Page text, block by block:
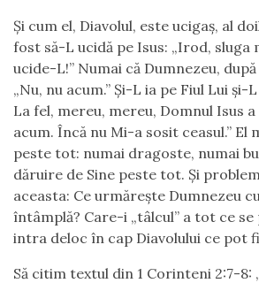
Și cum el, Diavolul, este ucigaș, al
fost să-L ucidă pe Isus: „Irod, sluga
ucide-L!” Numai că Dumnezeu,
„Nu, nu acum.” Și-L ia pe Fiul Lui și-
La fel, mereu, mereu, Domnul Isus a
acum. Încă nu Mi-a sosit ceasul.” El
peste tot: numai dragoste, numai
dăruire de Sine peste tot. Și
aceasta: Ce urmărește Dumnezeu
întâmplă? Care-i „tâlcul” a tot ce
intra deloc în cap Diavolului ce pot
Să citim textul din 1 Corinteni 2:7-8: